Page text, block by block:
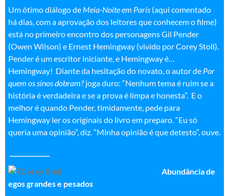
Um ótimo diálogo de Meia-Noite em Paris (aqui comentado
há dias, com a aprovação dos leitores que conhecem o filme)
está no primeiro encontro dos personagens Gil Pender
(Owen Wilson) e Ernest Hemingway (vivido por Corey Stoll).
Pender é um escritor iniciante, e Hemingway é…
Hemingway! Diante da hesitação do novato, o autor de Por
quem os sinos dobram?joga duro: “Nenhum tema é ruim se a
história é verdadeira e se a prova é limpa e honesta”. E o
melhor é quando Pender, timidamente, pede para
Hemingway ler os originais do livro em preparo. “Eu só
queria uma opinião”, diz. “Minha opinião é que detesto”, ouve.
Abundância de
egos grandes e pesados